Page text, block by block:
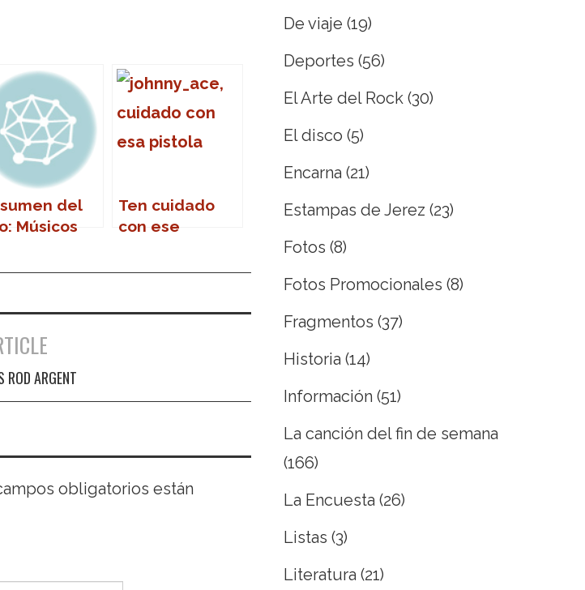
del
Músicos
en
Ten cuidado
con ese
Johhny
ROD ARGENT
obligatorios están
De viaje (19)
Deportes (56)
El Arte del Rock (30)
El disco (5)
Encarna (21)
Estampas de Jerez (23)
Fotos (8)
Fotos Promocionales (8)
Fragmentos (37)
Historia (14)
Información (51)
La canción del fin de semana
(166)
La Encuesta (26)
Listas (3)
Literatura (21)